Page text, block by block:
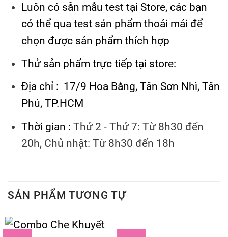
Luôn có sẵn mẫu test tại Store, các bạn
có thể qua test sản phẩm thoải mái để
chọn được sản phẩm thích hợp
Thử sản phẩm trực tiếp tại store:
Địa chỉ : 17/9 Hoa Bằng, Tân Sơn Nhì, Tân
Phú, TP.HCM
Thời gian :Thứ 2 - Thứ 7: Từ 8h30 đến
20h, Chủ nhật: Từ 8h30 đến 18h
SẢN PHẨM TƯƠNG TỰ